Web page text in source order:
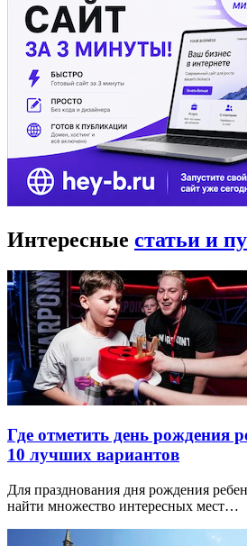
Интересные статьи и
Где отметить день рождения
10 лучших вариантов
Для празднования дня рождения
найти множество интересных мест…